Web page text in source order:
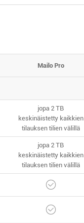
Mailo Pro
jopa 2 TB
keskinäistetty kaikkien
tilauksen tilien välillä
jopa 2 TB
keskinäistetty kaikkien
tilauksen tilien välillä